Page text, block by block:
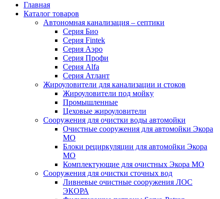
Главная
Каталог товаров
Автономная канализация – септики
Серия Био
Серия Fintek
Серия Аэро
Серия Профи
Серия Alfa
Серия Атлант
Жироуловители для канализации и стоков
Жироуловители под мойку
Промышленные
Цеховые жироуловители
Сооружения для очистки воды автомойки
Очистные сооружения для автомойки Экора
МО
Блоки рециркуляции для автомойки Экора
МО
Комплектующие для очистных Экора МО
Сооружения для очистки сточных вод
Ливневые очистные сооружения ЛОС
ЭКОРА